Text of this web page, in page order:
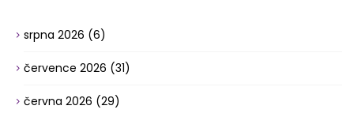
srpna 2026 (6)
července 2026 (31)
června 2026 (29)